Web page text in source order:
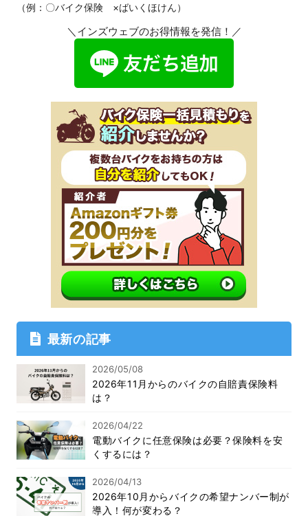
（例：〇バイク保険 ×ばいくほけん）
＼インズウェブのお得情報を発信！／
最新の記事
2026/05/08
2026年11月からのバイクの自賠責保険料
は？
2026/04/22
電動バイクに任意保険は必要？保険料を安
くするには？
2026/04/13
2026年10月からバイクの希望ナンバー制が
導入！何が変わる？